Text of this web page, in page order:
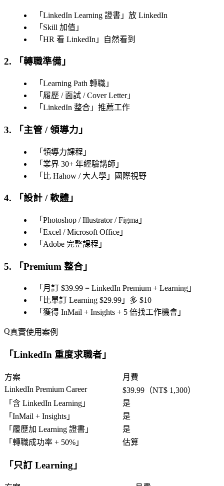
「 LinkedIn Learning 證書 」放 LinkedIn
「 Skill 加值 」
「 HR 看 LinkedIn 」自然看到
2. 「轉職準備 」
「 Learning Path 轉職 」
「 履歷 / 面試 / Cover Letter」
「 LinkedIn 整合 」推薦工作
3. 「主管 / 領導力 」
「 領導力課程 」
「 業界 30+ 年經驗講師 」
「 比 Hahow / 大人學 」國際視野
4. 「設計 / 軟體 」
「 Photoshop / Illustrator / Figma 」
「 Excel / Microsoft Office 」
「 Adobe 完整課程 」
5. 「Premium 整合 」
「 月訂 $39.99 = LinkedIn Premium + Learning 」
「 比單訂 Learning $29.99 」多 $10
「 獲得 InMail + Insights + 5 倍找工作機會 」
真實使用案例
「LinkedIn 重度求職者 」
方案
月費
LinkedIn Premium Career
$39.99（NT$ 1,300）
「 含 LinkedIn Learning 」
是
「 InMail + Insights 」
是
「 履歷加 Learning 證書 」
是
「 轉職成功率 + 50% 」 估算
「只訂 Learning 」